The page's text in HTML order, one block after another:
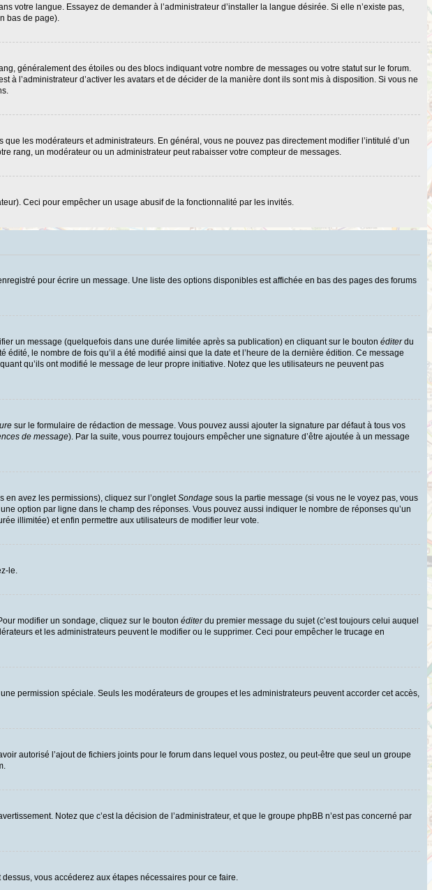
votre langue. Essayez de demander à l’administrateur d’installer la langue désirée. Si elle n’existe pas,
bas de page).
généralement des étoiles ou des blocs indiquant votre nombre de messages ou votre statut sur le forum.
l’administrateur d’activer les avatars et de décider de la manière dont ils sont mis à disposition. Si vous ne
les modérateurs et administrateurs. En général, vous ne pouvez pas directement modifier l’intitulé d’un
rang, un modérateur ou un administrateur peut rabaisser votre compteur de messages.
Ceci pour empêcher un usage abusif de la fonctionnalité par les invités.
pour écrire un message. Une liste des options disponibles est affichée en bas des pages des forums
un message (quelquefois dans une durée limitée après sa publication) en cliquant sur le bouton éditerdu
le nombre de fois qu’il a été modifié ainsi que la date et l’heure de la dernière édition. Ce message
qu’ils ont modifié le message de leur propre initiative. Notez que les utilisateurs ne peuvent pas
sur le formulaire de rédaction de message. Vous pouvez aussi ajouter la signature par défaut à tous vos
de message). Par la suite, vous pourrez toujours empêcher une signature d’être ajoutée à un message
en avez les permissions), cliquez sur l’ongletSondage sous la partie message (si vous ne le voyez pas, vous
option par ligne dans le champ des réponses. Vous pouvez aussi indiquer le nombre de réponses qu’un
illimitée) et enfin permettre aux utilisateurs de modifier leur vote.
le.
modifier un sondage, cliquez sur le bouton éditerdu premier message du sujet (c’est toujours celui auquel
et les administrateurs peuvent le modifier ou le supprimer. Ceci pour empêcher le trucage en
permission spéciale. Seuls les modérateurs de groupes et les administrateurs peuvent accorder cet accès,
autorisé l’ajout de fichiers joints pour le forum dans lequel vous postez, ou peut-être que seul un groupe
Notez que c’est la décision de l’administrateur, et que le groupe phpBB n’est pas concerné par
vous accéderez aux étapes nécessaires pour ce faire.